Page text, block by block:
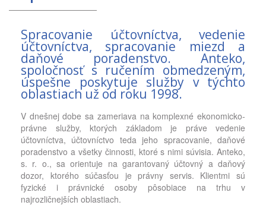
Spracovanie účtovníctva, vedenie
účtovníctva, spracovanie miezd a
daňové poradenstvo. Anteko,
spoločnosť s ručením obmedzeným,
úspešne poskytuje služby v týchto
oblastiach už od roku 1998.
V dnešnej dobe sa zameriava na komplexné ekonomicko-
právne služby, ktorých základom je práve vedenie
účtovníctva, účtovníctvo teda jeho spracovanie, daňové
poradenstvo a všetky činnosti, ktoré s nimi súvisia. Anteko,
s. r. o., sa orientuje na garantovaný účtovný a daňový
dozor, ktorého súčasťou je právny servis. Klientmi sú
fyzické i právnické osoby pôsobiace na trhu v
najrozličnejších oblastiach.